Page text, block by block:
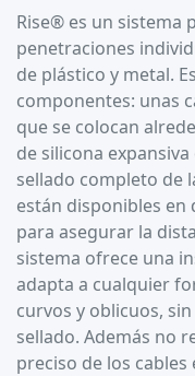
Rise® es un sistema
penetraciones
de plástico y metal.
componentes: unas
que se colocan
de silicona
sellado completo de
están disponibles
para asegurar la
sistema ofrece una
adapta a cualquier
curvos y oblicuos,
sellado. Además no
preciso de los